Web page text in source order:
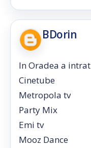
BDorin
In Oradea a intrat
Cinetube
Metropola tv
Party Mix
Emi tv
Mooz Dance